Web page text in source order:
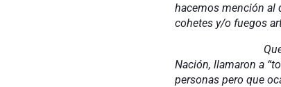
hacemos mención al
cohetes y/o fuegos
Que, Médicos
Nación, llamaron a
personas pero que